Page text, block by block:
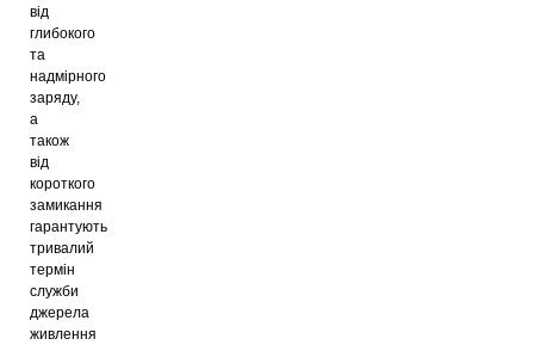
від
глибокого
та
надмірного
заряду,
а
також
від
короткого
замикання
гарантують
тривалий
термін
служби
джерела
живлення